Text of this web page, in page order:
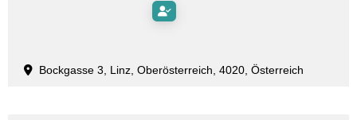
Bockgasse 3, Linz, Oberösterreich, 4020, Österreich